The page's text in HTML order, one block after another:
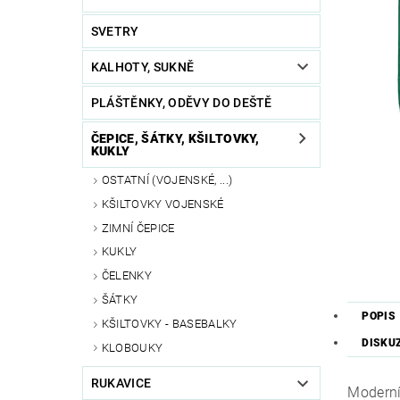
SVETRY
KALHOTY, SUKNĚ
PLÁŠTĚNKY, ODĚVY DO DEŠTĚ
ČEPICE, ŠÁTKY, KŠILTOVKY,
KUKLY
OSTATNÍ (VOJENSKÉ, ...)
KŠILTOVKY VOJENSKÉ
ZIMNÍ ČEPICE
KUKLY
ČELENKY
ŠÁTKY
KŠILTOVKY - BASEBALKY
KLOBOUKY
RUKAVICE
POPIS